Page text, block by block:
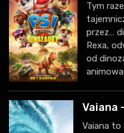
Tym
przez…
Rexa,
od
Vaiana
Vaiana to